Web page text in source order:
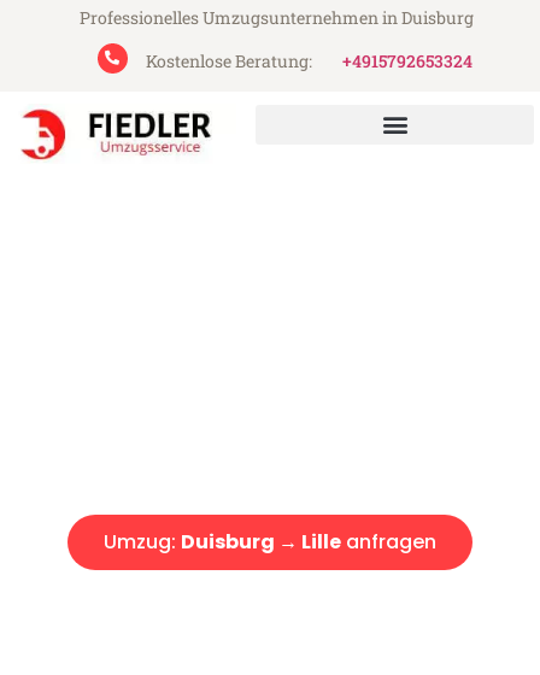
Professionelles Umzugsunternehmen in Duisburg
Kostenlose Beratung:
+4915792653324
Umzug: Duisburg → Lille anfragen